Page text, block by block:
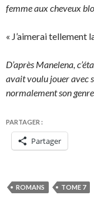
femme aux cheveux
« J’aimerai tellement
D’après Manelena,
avait voulu jouer avec
normalement son
PARTAGER :
Partager
ROMANS TOME 7